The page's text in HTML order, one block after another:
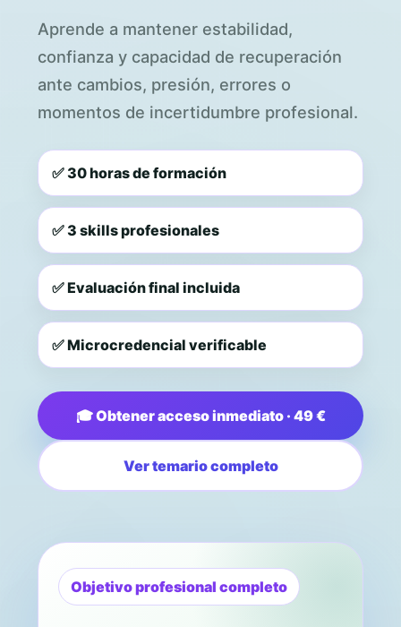
Aprende a mantener estabilidad,
confianza y capacidad de recuperación
ante cambios, presión, errores o
momentos de incertidumbre profesional.
✅ 30 horas de formación
✅ 3 skills profesionales
✅ Evaluación final incluida
✅ Microcredencial verificable
🎓 Obtener acceso inmediato · 49 €
Ver temario completo
Objetivo profesional completo